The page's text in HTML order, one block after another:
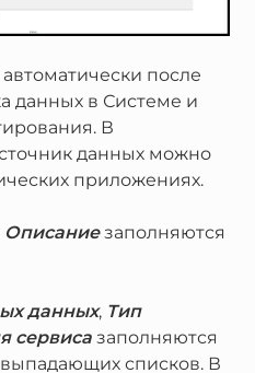
после
данных в Системе и
В
данных можно
приложениях.
Описаниезаполняются
данных, Тип
сервисазаполняются
списков. В